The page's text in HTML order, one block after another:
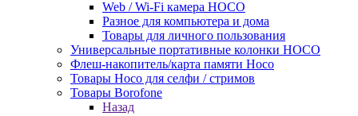
Web / Wi-Fi камера HOCO
Разное для компьютера и дома
Товары для личного пользования
Универсальные портативные колонки HOCO
Флеш-накопитель/карта памяти Hoco
Товары Hoco для селфи / стримов
Товары Borofone
Назад